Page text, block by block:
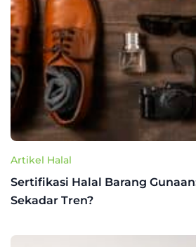
Artikel Halal
Sertifikasi Halal Barang
Sekadar Tren?